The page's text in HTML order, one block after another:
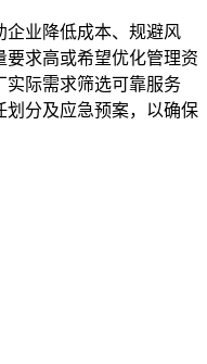
企业降低成本、规避风
要求高或希望优化管理资
实际需求筛选可靠服务
划分及应急预案，以确保